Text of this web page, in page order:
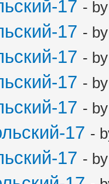
17 - by
17 - by
17 - by
17 - by
17 - by
17 -
17 - by